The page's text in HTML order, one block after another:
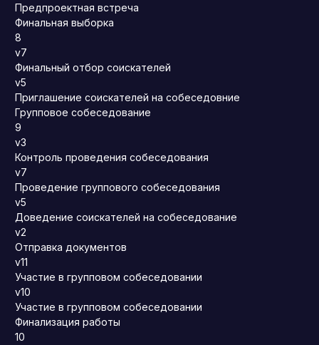
Предпроектная встреча
Финальная выборка
8
v7
Финальный отбор соискателей
v5
Приглашение соискателей на собеседовние
Групповое собеседование
9
v3
Контроль проведения собеседования
v7
Проведение группового собеседования
v5
Доведение соискателей на собеседование
v2
Отправка документов
v11
Участие в групповом собеседовании
v10
Участие в групповом собеседовании
Финализация работы
10